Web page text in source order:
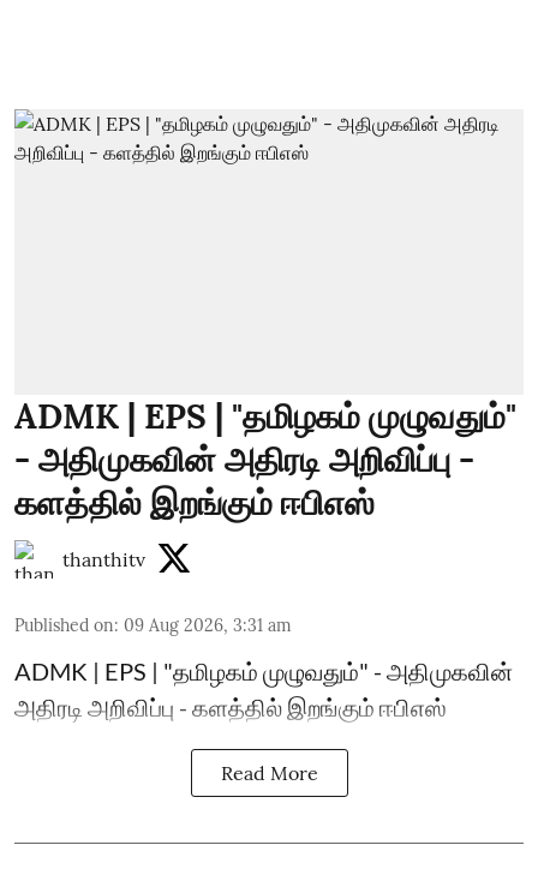
ADMK | EPS | "தமிழகம் முழுவதும்"
- அதிமுகவின் அதிரடி அறிவிப்பு -
களத்தில் இறங்கும் ஈபிஎஸ்
thanthitv
Published on: 09 Aug 2026, 3:31 am
ADMK | EPS | "தமிழகம் முழுவதும்" - அதிமுகவின்
அதிரடி அறிவிப்பு - களத்தில் இறங்கும் ஈபிஎஸ்
Read More